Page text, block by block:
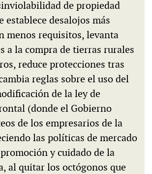
de propiedad
establece desalojos más
menos requisitos, levanta
a la compra de tierras rurales
reduce protecciones tras
reglas sobre el uso del
de la ley de
(donde el Gobierno
de los empresarios de la
las políticas de mercado
y cuidado de la
al quitar los octógonos que